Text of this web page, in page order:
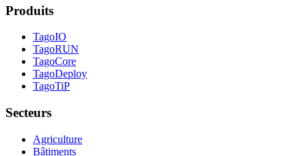
Produits
TagoIO
TagoRUN
TagoCore
TagoDeploy
TagoTiP
Secteurs
Agriculture
Bâtiments